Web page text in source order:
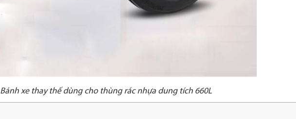
Bánh xe thay thế dùng cho thùng rác nhựa dung tích 660L